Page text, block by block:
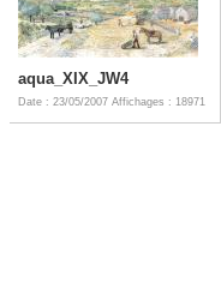
aqua_XIX_JW4
Date : 23/05/2007 Affichages : 18971